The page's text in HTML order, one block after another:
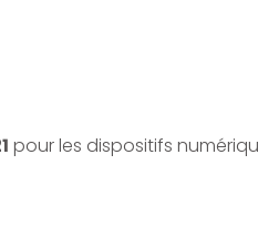
pour les dispositifs